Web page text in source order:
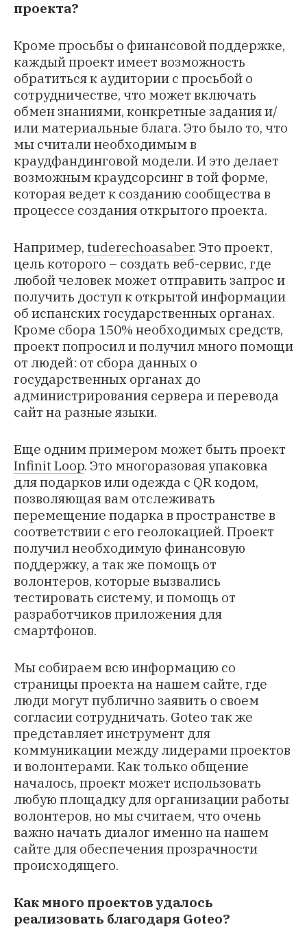
проекта?
Кроме просьбы о финансовой поддержке,
каждый проект имеет возможность
обратиться к аудитории с просьбой о
сотрудничестве, что может включать
обмен знаниями, конкретные задания и/
или материальные блага. Это было то, что
мы считали необходимым в
краудфандинговой модели. И это делает
возможным краудсорсинг в той форме,
которая ведет к созданию сообщества в
процессе создания открытого проекта.
Например, tuderechoasaber. Это проект,
цель которого – создать веб-сервис, где
любой человек может отправить запрос и
получить доступ к открытой информации
об испанских государственных органах.
Кроме сбора 150% необходимых средств,
проект попросил и получил много помощи
от людей: от сбора данных о
государственных органах до
администрирования сервера и перевода
сайт на разные языки.
Еще одним примером может быть проект
Infinit Loop. Это многоразовая упаковка
для подарков или одежда с QR кодом,
позволяющая вам отслеживать
перемещение подарка в пространстве в
соответствии с его геолокацией. Проект
получил необходимую финансовую
поддержку, а так же помощь от
волонтеров, которые вызвались
тестировать систему, и помощь от
разработчиков приложения для
смартфонов.
Мы собираем всю информацию со
страницы проекта на нашем сайте, где
люди могут публично заявить о своем
согласии сотрудничать. Goteo так же
представляет инструмент для
коммуникации между лидерами проектов
и волонтерами. Как только общение
началось, проект может использовать
любую площадку для организации работы
волонтеров, но мы считаем, что очень
важно начать диалог именно на нашем
сайте для обеспечения прозрачности
происходящего.
Как много проектов удалось
реализовать благодаря Goteo?